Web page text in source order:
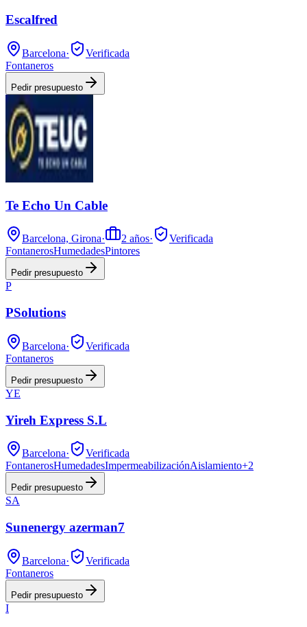
Escalfred
Barcelona·
Verificada
Fontaneros
Pedir presupuesto
Te Echo Un Cable
Barcelona, Girona· 2 años·
Verificada
FontanerosHumedadesPintores
Pedir presupuesto
P
PSolutions
Barcelona·
Verificada
Fontaneros
Pedir presupuesto
YE
Yireh Express S.L
Barcelona·
Verificada
FontanerosHumedadesImpermeabilizaciónAislamiento+2
Pedir presupuesto
SA
Sunenergy azerman7
Barcelona·
Verificada
Fontaneros
Pedir presupuesto
I